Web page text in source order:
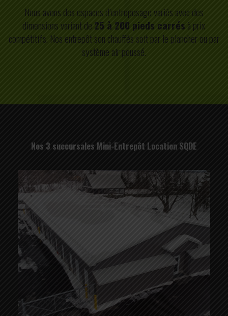
Nous avons des espaces d’entreposage variés avec des
dimensions variant de 25 à 200 pieds carrés à prix
compétitifs. Nos entrepôt son chauffés soit par le plancher ou par
système air poussé.
Nos 3 succursales Mini-Entrepôt Location SQDE